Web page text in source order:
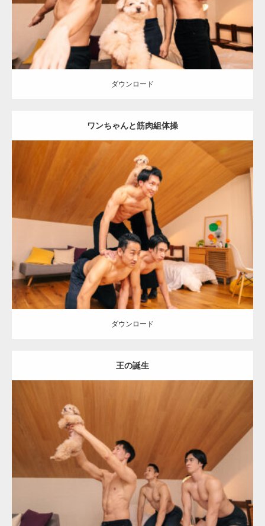
ダウンロード
ダウンロード
ワンちゃんと筋肉組体操
Update:2026.05.9
ワンちゃん(犬)とマッチョ オレンジの人 SOSUKE
筋肉 AKIHITO(細マッチョ) 肩
ダウンロード
ダウンロード
王の誕生
Category:ワンちゃん(犬)とマッチョ SOSUKE
外資系
筋肉 AKIHITO(細マッチョ)
ダウンロード